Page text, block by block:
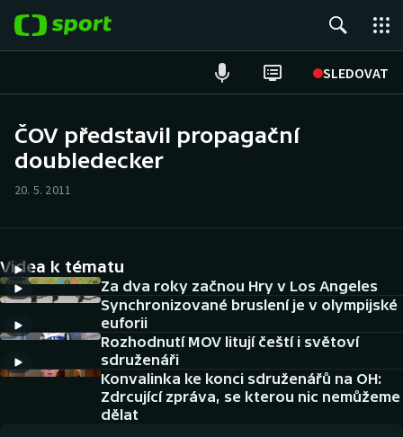
SLEDOVAT
Hokej
Cyklistika
DALŠÍ SPORTY
Americký fotbal
Baseball a softbal
NEPŘEHLÉDNĚTE
ČOV představil propagační
doubledecker
20. 5. 2011
Videa k tématu
Za dva roky začnou Hry v Los Angeles
Synchronizované bruslení je v olympijské
euforii
Rozhodnutí MOV litují čeští i světoví
sdruženáři
Konvalinka ke konci sdruženářů na OH:
Zdrcující zpráva, se kterou nic nemůžeme
dělat